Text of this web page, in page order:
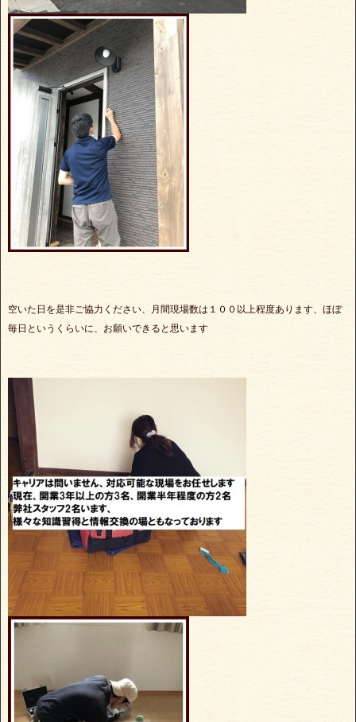
空いた日を是非ご協力ください、月間現場数は１００以上程度あります、ほぼ
毎日というくらいに、お願いできると思います